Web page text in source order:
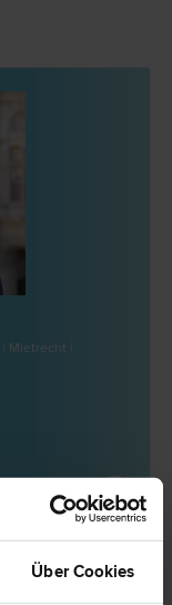
Über Cookies
Miet­recht |